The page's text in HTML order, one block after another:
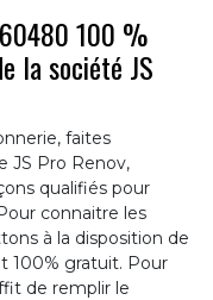
100 %
la société JS
faites
JS Pro Renov,
qualifiés pour
connaitre les
à la disposition de
100% gratuit. Pour
de remplir le